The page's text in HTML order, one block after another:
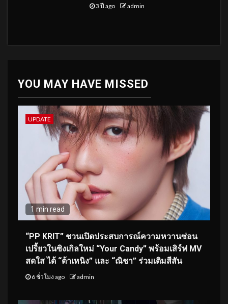
3 ปี ago admin
YOU MAY HAVE MISSED
UPDATE
1 min read
“PP KRIT” ชวนเปิดประสบการณ์ความหวานซ่อน
เปรี้ยวในซิงเกิลใหม่ “Your Candy” พร้อมเสิร์ฟ MV
สดใส ได้ “ต้าเหนิง” และ “ณิชา” ร่วมเติมสีสัน
6 ชั่วโมง ago admin